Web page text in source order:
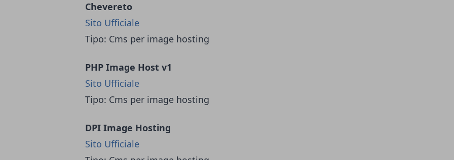
Chevereto
Sito Ufficiale
Tipo: Cms per image hosting
PHP Image Host v1
Sito Ufficiale
Tipo: Cms per image hosting
DPI Image Hosting
Sito Ufficiale